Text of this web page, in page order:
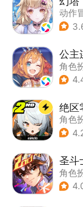
动作
| 奇
公主
角色
| 异
绝区
角色
| 冒
角色
| 动